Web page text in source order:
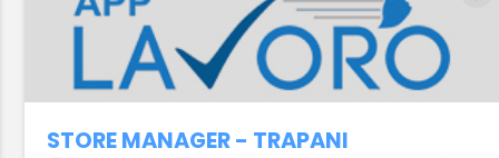
STORE MANAGER - TRAPANI